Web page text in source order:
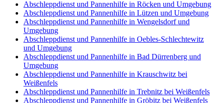
Abschleppdienst und Pannenhilfe in Röcken und Umgebung
Abschleppdienst und Pannenhilfe in Lützen und Umgebung
Abschleppdienst und Pannenhilfe in Wengelsdorf und
Umgebung
Abschleppdienst und Pannenhilfe in Oebles-Schlechtewitz
und Umgebung
Abschleppdienst und Pannenhilfe in Bad Dürrenberg und
Umgebung
Abschleppdienst und Pannenhilfe in Krauschwitz bei
Weißenfels
Abschleppdienst und Pannenhilfe in Trebnitz bei Weißenfels
Abschleppdienst und Pannenhilfe in Gröbitz bei Weißenfels